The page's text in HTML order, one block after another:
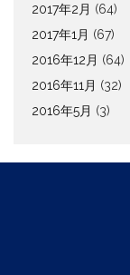
2017年2月 (64)
2017年1月 (67)
2016年12月 (64)
2016年11月 (32)
2016年5月 (3)